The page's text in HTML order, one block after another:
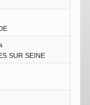
SUR SEINE